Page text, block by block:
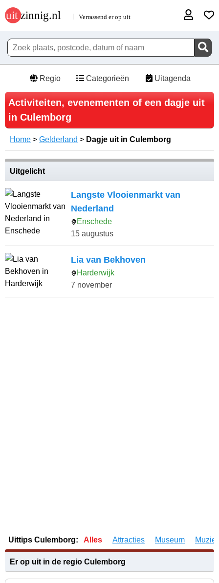
Regio Categorieën Uitagenda
Activiteiten, evenementen of een dagje uit
in Culemborg
Home > Gelderland > Dagje uit in Culemborg
Uitgelicht
Langste Vlooienmarkt van
Nederland
Enschede
15 augustus
Lia van Bekhoven
Harderwijk
7 november
Uittips Culemborg: Alles Attracties Museum
Er op uit in de regio Culemborg